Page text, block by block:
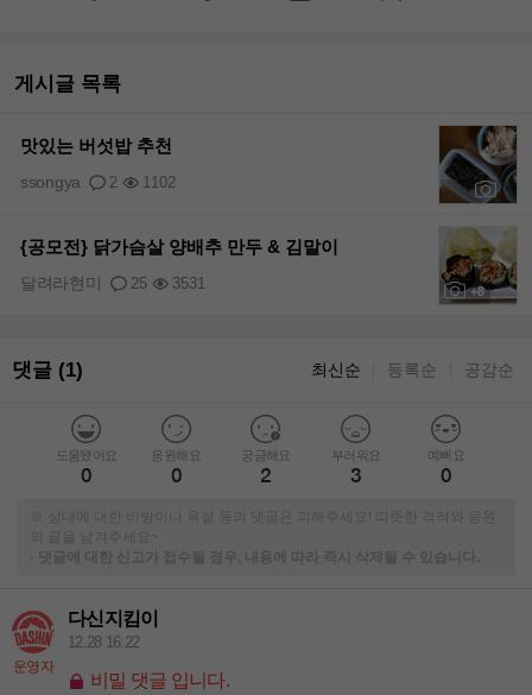
게시글 목록
맛있는 버섯밥 추천
2 1102
ssongya
+8
{공모전} 닭가슴살 양배추 만두 & 김말이
25 3531
달려라현미
댓글 (1) 최신순 등록순 공감순
도움됐어요
0
응원해요
0
궁금해요
2
부러워요
3
예뻐요
0
※ 상대에 대한 비방이나 욕설 등의 댓글은 피해주세요! 따뜻한 격려와 응원
-
댓글에 대한 신고가 접수될 경우, 내용에 따라 즉시 삭제될 수 있습니다.
운영자
다신지킴이
12.28 16:22
비밀 댓글 입니다.